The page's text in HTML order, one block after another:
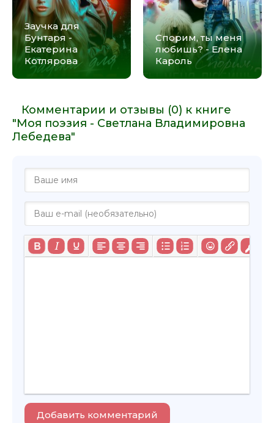
Заучка для
Бунтаря -
Екатерина
Котлярова
Спорим, ты меня
любишь? - Елена
Кароль
Комментарии и отзывы (0) к книге
"Моя поэзия - Светлана Владимировна
Лебедева"
Добавить комментарий